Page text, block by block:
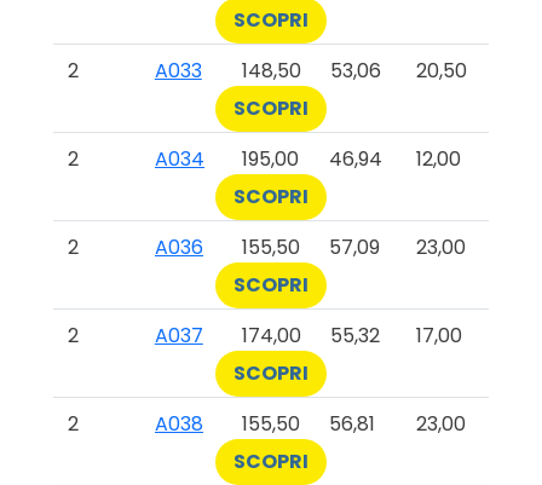
SCOPRI
2
A033 148,50 53,06
20,50
SCOPRI
2
A034 195,00 46,94
12,00
SCOPRI
2
A036 155,50 57,09
23,00
SCOPRI
2
A037 174,00 55,32
17,00
SCOPRI
2
A038 155,50 56,81
23,00
SCOPRI